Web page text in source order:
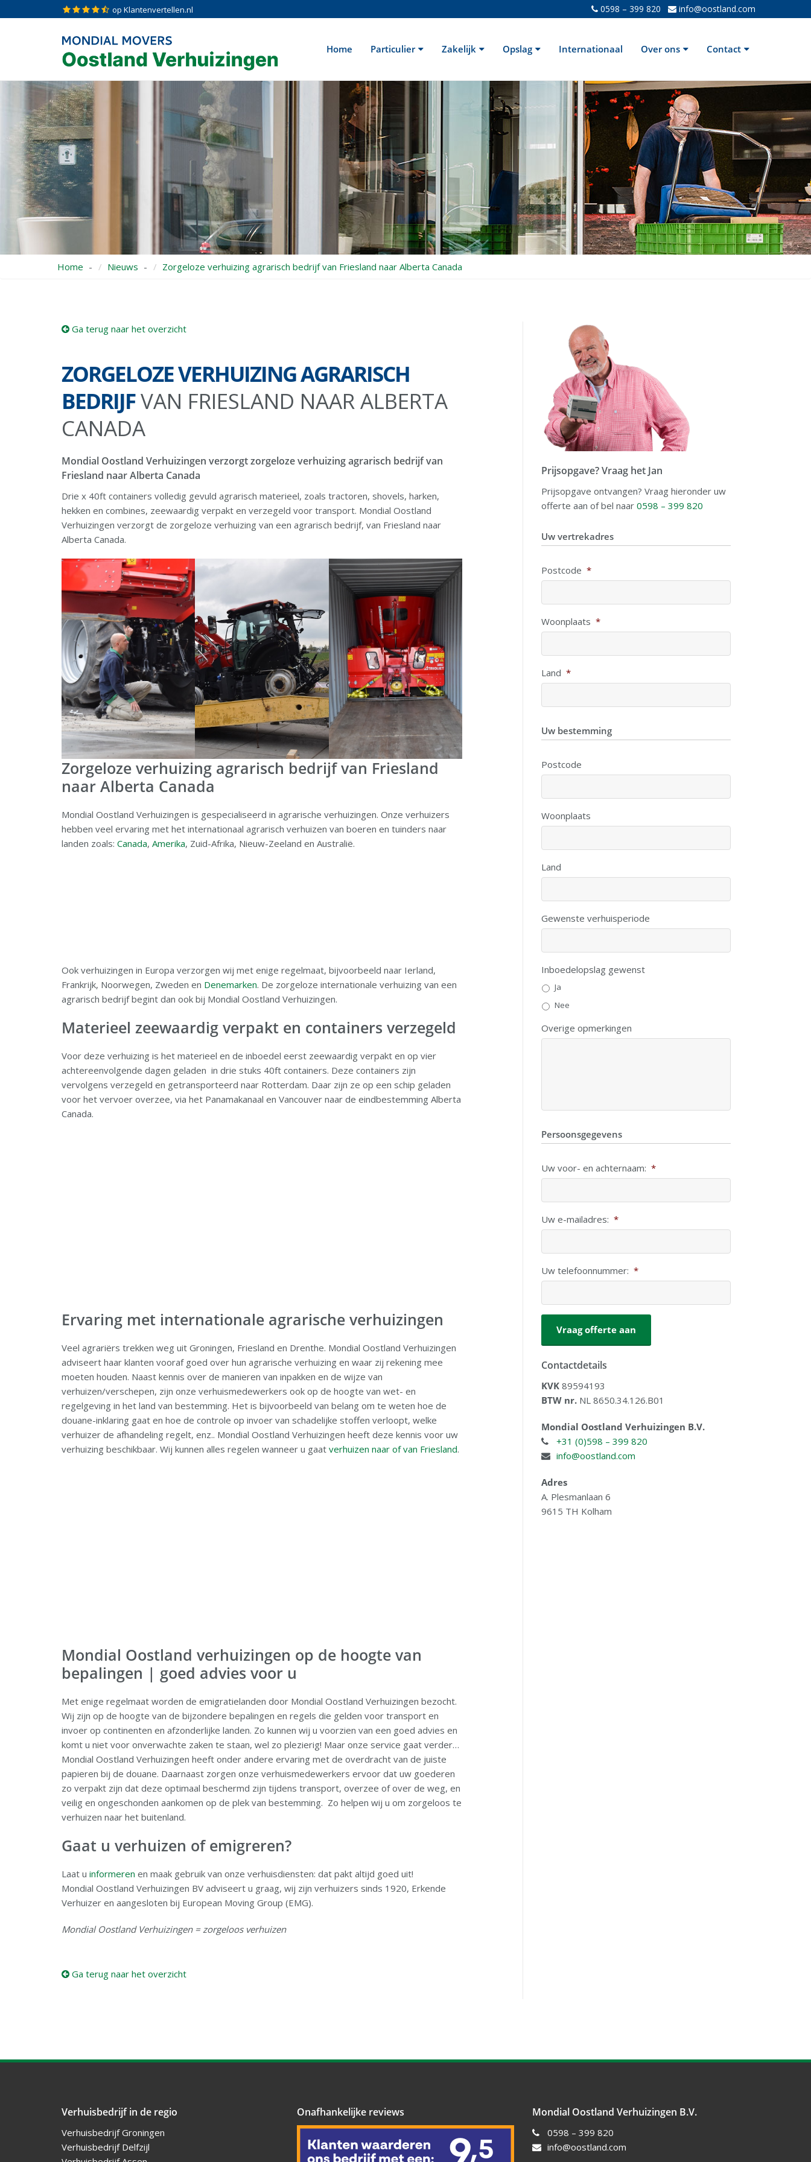
op Klantenvertellen.nl 0598 – 399 820 info@oostland.com
Home Particulier Zakelijk Opslag Internationaal Over ons Contact
Home Nieuws Zorgeloze verhuizing agrarisch bedrijf van Friesland naar Alberta Canada
Ga terug naar het overzicht
ZORGELOZE VERHUIZING AGRARISCH
BEDRIJFVAN FRIESLAND NAAR ALBERTA
CANADA
Mondial Oostland Verhuizingen verzorgt zorgeloze verhuizing agrarisch bedrijf van
Friesland naar Alberta Canada
Drie x 40ft containers volledig gevuld agrarisch materieel, zoals tractoren, shovels, harken,
hekken en combines, zeewaardig verpakt en verzegeld voor transport. Mondial Oostland
Verhuizingen verzorgt de zorgeloze verhuizing van een agrarisch bedrijf, van Friesland naar
Alberta Canada.
Zorgeloze verhuizing agrarisch bedrijf van Friesland
naar Alberta Canada
Mondial Oostland Verhuizingen is gespecialiseerd in agrarische verhuizingen. Onze verhuizers
hebben veel ervaring met het internationaal agrarisch verhuizen van boeren en tuinders naar
landen zoals: Canada, Amerika, Zuid-Afrika, Nieuw-Zeeland en Australië.
Ook verhuizingen in Europa verzorgen wij met enige regelmaat, bijvoorbeeld naar Ierland,
Frankrijk, Noorwegen, Zweden en Denemarken. De zorgeloze internationale verhuizing van een
agrarisch bedrijf begint dan ook bij Mondial Oostland Verhuizingen.
Materieel zeewaardig verpakt en containers verzegeld
Voor deze verhuizing is het materieel en de inboedel eerst zeewaardig verpakt en op vier
achtereenvolgende dagen geladen in drie stuks 40ft containers. Deze containers zijn
vervolgens verzegeld en getransporteerd naar Rotterdam. Daar zijn ze op een schip geladen
voor het vervoer overzee, via het Panamakanaal en Vancouver naar de eindbestemming Alberta
Canada.
Ervaring met internationale agrarische verhuizingen
Veel agrariërs trekken weg uit Groningen, Friesland en Drenthe. Mondial Oostland Verhuizingen
adviseert haar klanten vooraf goed over hun agrarische verhuizing en waar zij rekening mee
moeten houden. Naast kennis over de manieren van inpakken en de wijze van
verhuizen/verschepen, zijn onze verhuismedewerkers ook op de hoogte van wet- en
regelgeving in het land van bestemming. Het is bijvoorbeeld van belang om te weten hoe de
douane-inklaring gaat en hoe de controle op invoer van schadelijke stoffen verloopt, welke
verhuizer de afhandeling regelt, enz.. Mondial Oostland Verhuizingen heeft deze kennis voor uw
verhuizing beschikbaar. Wij kunnen alles regelen wanneer u gaat verhuizen naar of van Friesland.
Mondial Oostland verhuizingen op de hoogte van
bepalingen | goed advies voor u
Met enige regelmaat worden de emigratielanden door Mondial Oostland Verhuizingen bezocht.
Wij zijn op de hoogte van de bijzondere bepalingen en regels die gelden voor transport en
invoer op continenten en afzonderlijke landen. Zo kunnen wij u voorzien van een goed advies en
komt u niet voor onverwachte zaken te staan, wel zo plezierig! Maar onze service gaat verder…
Mondial Oostland Verhuizingen heeft onder andere ervaring met de overdracht van de juiste
papieren bij de douane. Daarnaast zorgen onze verhuismedewerkers ervoor dat uw goederen
zo verpakt zijn dat deze optimaal beschermd zijn tijdens transport, overzee of over de weg, en
veilig en ongeschonden aankomen op de plek van bestemming. Zo helpen wij u om zorgeloos te
verhuizen naar het buitenland.
Gaat u verhuizen of emigreren?
Laat u informeren en maak gebruik van onze verhuisdiensten: dat pakt altijd goed uit!
Mondial Oostland Verhuizingen BV adviseert u graag, wij zijn verhuizers sinds 1920, Erkende
Verhuizer en aangesloten bij European Moving Group (EMG).
Mondial Oostland Verhuizingen = zorgeloos verhuizen
Ga terug naar het overzicht
Prijsopgave? Vraag het Jan
Prijsopgave ontvangen? Vraag hieronder uw
offerte aan of bel naar 0598 – 399 820
Uw vertrekadres
Postcode *
Woonplaats *
Land *
Uw bestemming
Postcode
Woonplaats
Land
Gewenste verhuisperiode
Inboedelopslag gewenst
Ja
Nee
Overige opmerkingen
Persoonsgegevens
Uw voor- en achternaam: *
Uw e-mailadres: *
Uw telefoonnummer: *
CAPTCHA
Contactdetails
KVK 89594193
BTW nr. NL 8650.34.126.B01
Mondial Oostland Verhuizingen B.V.
+31 (0)598 – 399 820
info@oostland.com
Adres
A. Plesmanlaan 6
9615 TH Kolham
Verhuisbedrijf in de regio
Verhuisbedrijf Groningen
Verhuisbedrijf Delfzijl
Onafhankelijke reviews Mondial Oostland Verhuizingen B.V.
0598 – 399 820
info@oostland.com